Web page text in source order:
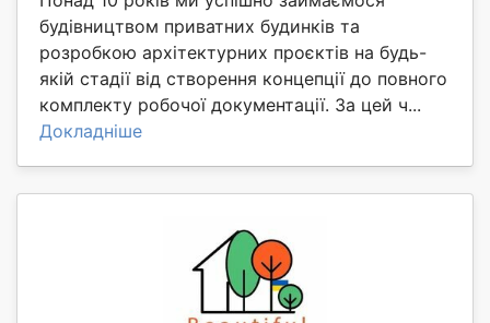
будівництвом приватних будинків та
розробкою архітектурних проєктів на будь-
якій стадії від створення концепції до повного
комплекту робочої документації. За цей ч...
Докладніше